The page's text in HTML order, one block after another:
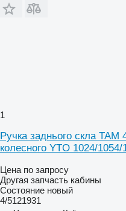
1
Ручка заднього скла TAM
колесного YTO 1024/1054/
Цена по запросу
Другая запчасть кабины
Состояние новый
4/5121931